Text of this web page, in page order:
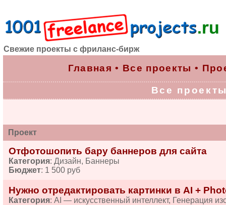
Свежие проекты с фриланс-бирж
Главная • Все проекты •
Все
Проект
Отфотошопить бару баннеров для сайта
Категория: Дизайн, Баннеры
Бюджет: 1 500 руб
Нужно отредактировать картинки в AI +
Категория: AI — искусственный интеллект, Генерация